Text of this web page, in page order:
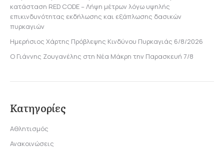
κατάσταση RED CODE – Λήψη μέτρων λόγω υψηλής
επικινδυνότητας εκδήλωσης και εξάπλωσης δασικών
πυρκαγιών
Ημερήσιος Χάρτης Πρόβλεψης Κινδύνου Πυρκαγιάς 6/8/2026
Ο Γιάννης Ζουγανέλης στη Νέα Μάκρη την Παρασκευή 7/8
Κατηγορίες
Αθλητισμός
Ανακοινώσεις